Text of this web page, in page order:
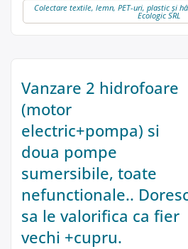
Colectare textile, lemn, PET-uri, plastic și
Ecologic SRL
Vanzare 2 hidrofoare
(motor
electric+pompa) si
doua pompe
sumersibile, toate
nefunctionale..
sa le valorifica ca fier
vechi +cupru.